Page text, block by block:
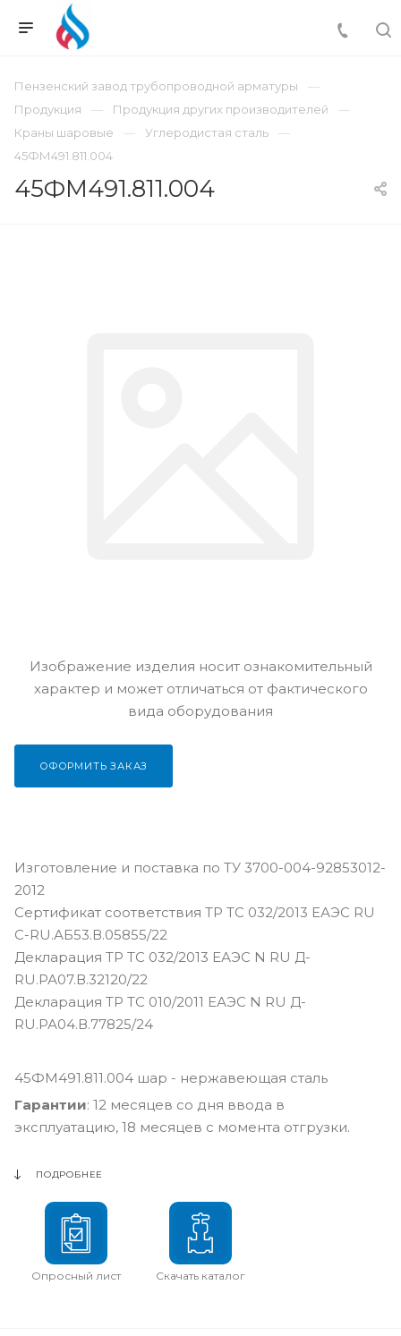
Пензенский завод трубопроводной арматуры
Продукция
Продукция других производителей
Краны шаровые
Углеродистая сталь
45ФМ491.811.004
45ФМ491.811.004
Изготовление и поставка по ТУ 3700-004-92853012-
2012
Сертификат соответствия ТР ТС 032/2013 ЕАЭС RU
С-RU.АБ53.В.05855/22
Декларация ТР ТС 032/2013 ЕАЭС N RU Д-
RU.РА07.В.32120/22
Декларация ТР ТС 010/2011 ЕАЭС N RU Д-
RU.РА04.В.77825/24
45ФМ491.811.004 шар - нержавеющая сталь
Гарантии: 12 месяцев со дня ввода в
эксплуатацию, 18 месяцев с момента отгрузки.
ПОДРОБНЕЕ
Опросный лист Скачать каталог
Изображение изделия носит ознакомительный
характер и может отличаться от фактического
вида оборудования
ОФОРМИТЬ ЗАКАЗ